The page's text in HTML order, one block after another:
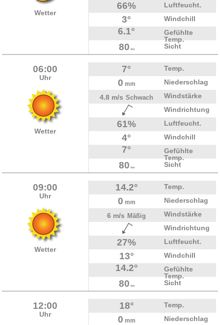
Wetter
66% Luftfeucht.
3° Windchill
6.1°
Gefühlte
Temp.
80 km Sicht
06:00
Uhr
Wetter
7° Temp.
0 mm
Niederschlag
4.8 m/s Schwach
Windstärke
Windrichtung
61% Luftfeucht.
4° Windchill
7°
Gefühlte
Temp.
80 km Sicht
09:00
Uhr
Wetter
14.2° Temp.
0 mm
Niederschlag
6 m/s Mäßig
Windstärke
Windrichtung
27% Luftfeucht.
13° Windchill
14.2°
Gefühlte
Temp.
80 km Sicht
12:00
Uhr
18° Temp.
0 mm
Niederschlag